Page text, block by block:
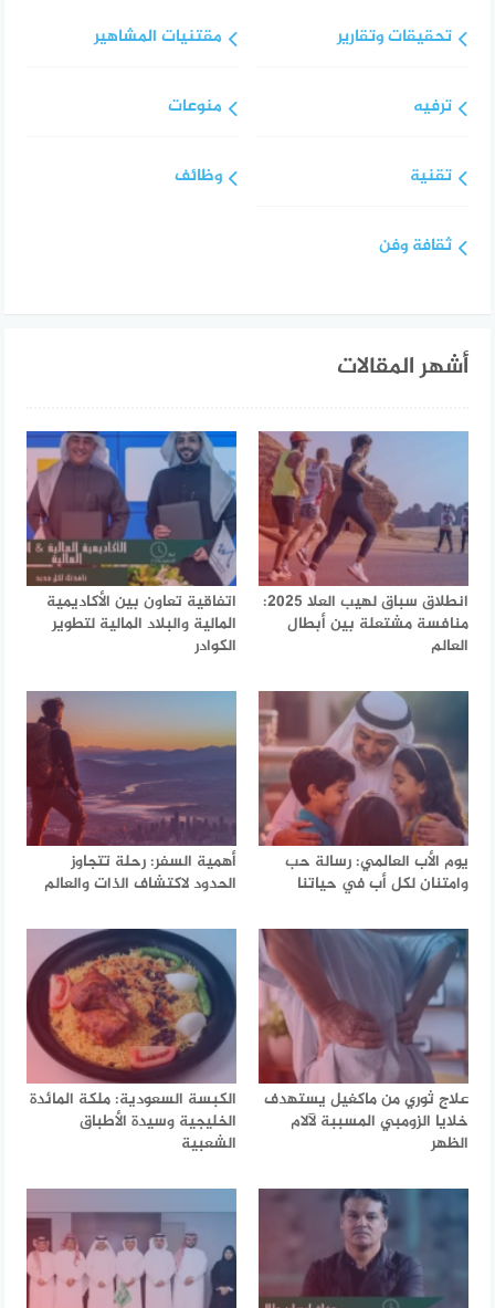
تحقيقات وتقارير
ترفيه
تقنية
ثقافة وفن
مقتنيات المشاهير
منوعات
وظائف
أشهر المقالات
انطلاق سباق لهيب العلا 2025:
منافسة مشتعلة بين أبطال
العالم
اتفاقية تعاون بين الأكاديمية
المالية والبلاد المالية لتطوير
الكوادر
يوم الأب العالمي: رسالة حب
وامتنان لكل أب في حياتنا
أهمية السفر: رحلة تتجاوز
الحدود لاكتشاف الذات والعالم
علاج ثوري من ماكغيل يستهدف
خلايا الزومبي المسببة لآلام
الظهر
الكبسة السعودية: ملكة المائدة
الخليجية وسيدة الأطباق
الشعبية